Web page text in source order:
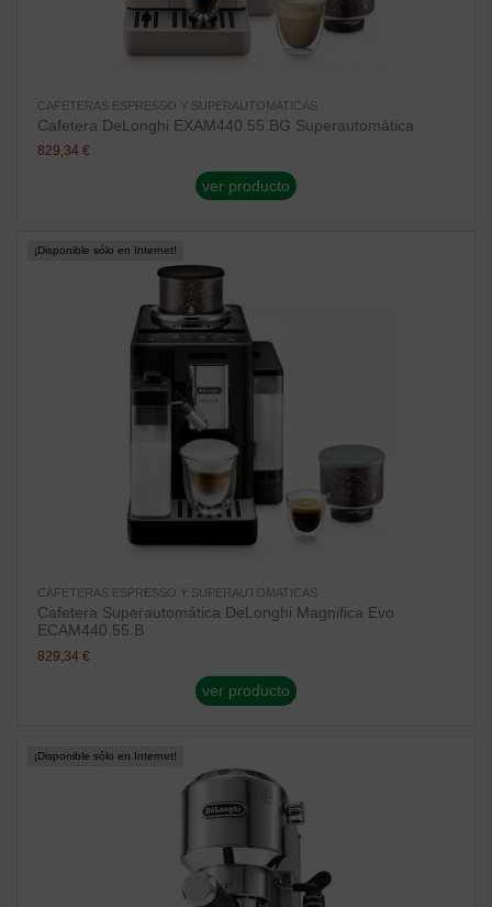
CAFETERAS ESPRESSO Y SUPERAUTOMATICAS
Cafetera DeLonghi EXAM440.55.BG Superautomática
829,34 €
ver producto
¡Disponible sólo en Internet!
CAFETERAS ESPRESSO Y SUPERAUTOMATICAS
Cafetera Superautomática DeLonghi Magnifica Evo
ECAM440.55.B
829,34 €
ver producto
¡Disponible sólo en Internet!